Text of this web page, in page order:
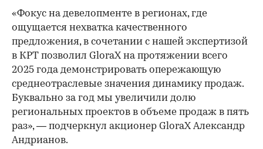
«Фокус на девелопменте в регионах, где
ощущается нехватка качественного
предложения, в сочетании с нашей экспертизой
в КРТ позволил GloraX на протяжении всего
2025 года демонстрировать опережающую
среднеотраслевые значения динамику продаж.
Буквально за год мы увеличили долю
региональных проектов в объеме продаж в пять
раз», — подчеркнул акционер GloraX Александр
Андрианов.